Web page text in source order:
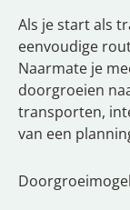
Als je start als
eenvoudige
Naarmate je
doorgroeien
transporten,
van een